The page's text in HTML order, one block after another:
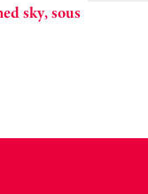
sky, sous